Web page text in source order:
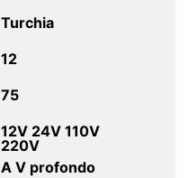
Turchia
12
75
12V 24V 110V
220V
A V profondo